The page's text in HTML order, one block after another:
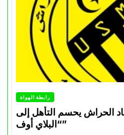
رابطة الهواة
الحراش يحسم التأهل إلى
“البلاي أوف”